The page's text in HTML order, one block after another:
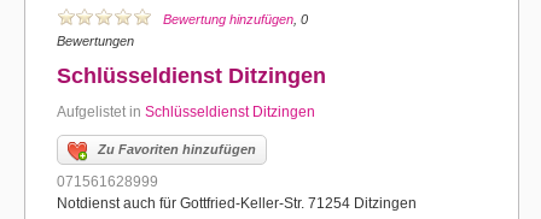
Bewertung hinzufügen , 0
Bewertungen
Schlüsseldienst Ditzingen
Aufgelistet in Schlüsseldienst Ditzingen
Zu Favoriten hinzufügen
071561628999
Notdienst auch für Gottfried-Keller-Str. 71254 Ditzingen